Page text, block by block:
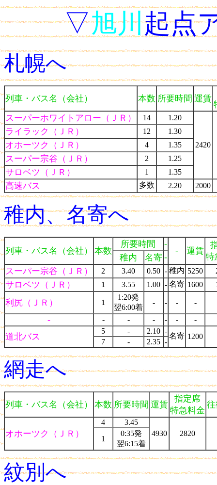
▽旭川起点
札幌へ
列車・バス名（会社） 本数 所要時間 運賃
スーパーホワイトアロー（ＪＲ）
14 1.20
2420
ライラック（ＪＲ） 12 1.30
オホーツク（ＪＲ） 4 1.35
スーパー宗谷（ＪＲ） 2 1.25
サロベツ（ＪＲ） 1 1.35
高速バス 多数 2.20 2000
稚内、名寄へ
列車・バス名（会社） 本数
所要時間 -
- 運賃
特
稚内 名寄 -
スーパー宗谷（ＪＲ）
2 3.40 0.50 - 稚内 5250
サロベツ（ＪＲ） 1 3.55 1.00 - 名寄 1600
利尻（ＪＲ） 1
1:20発
翌6:00着
- - - -
- - - - - - -
道北バス
5 - 2.10 -
名寄 1200
7 - 2.35 -
網走へ
列車・バス名（会社） 本数 所要時間 運賃
指定席
特急料金
オホーツク（ＪＲ）
4
3.45
4930
2820
1
0:35発
翌6:15着
紋別へ